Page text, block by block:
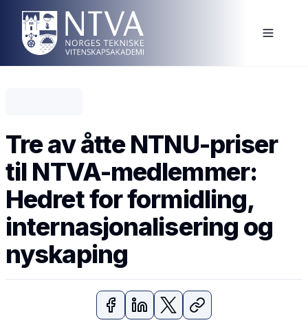
Tre av åtte NTNU-priser
til NTVA-medlemmer:
Hedret for formidling,
internasjonalisering og
nyskaping